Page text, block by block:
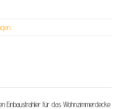
Einbaustrahler für das Wohnzimmerdecke